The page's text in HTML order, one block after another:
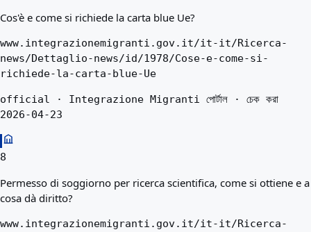
Cos'è e come si richiede la carta blue Ue?
www.integrazionemigranti.gov.it/it-it/Ricerca-
news/Dettaglio-news/id/1978/Cose-e-come-si-
richiede-la-carta-blue-Ue
official · Integrazione Migranti পোর্টাল · চেক করা
2026-04-23
8
Permesso di soggiorno per ricerca scientifica, come si ottiene e a
cosa dà diritto?
www.integrazionemigranti.gov.it/it-it/Ricerca-